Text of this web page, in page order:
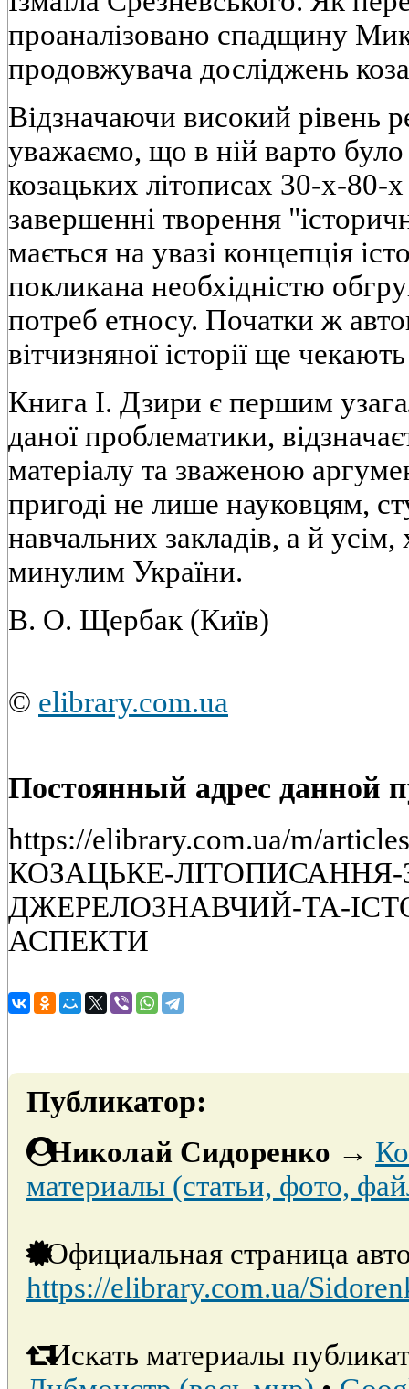
проаналiзовано спадщину
продовжувача дослiджень
Вiдзначаючи високий рiвень
уважаємо, що в нiй варто було
козацьких лiтописах 30-х-80-
завершеннi творення
мається на увазi концепцiя
покликана необхiднiстю
потреб етносу. Початки ж
вiтчизняної iсторiї ще
Книга I. Дзири є першим
даної проблематики,
матерiалу та зваженою
пригодi не лише науковцям,
навчальних закладiв, а й
минулим України.
В. О. Щербак (Київ)
© elibrary.com.ua
Постоянный адрес данной
https://elibrary.com.ua/m/
КОЗАЦЬКЕ-ЛIТОПИСАННЯ-
ДЖЕРЕЛОЗНАВЧИЙ-ТА-
АСПЕКТИ
Публикатор:
Николай Сидоренко →
материалы (статьи, фото,
Официальная страница
https://elibrary.com.ua/
Искать материалы